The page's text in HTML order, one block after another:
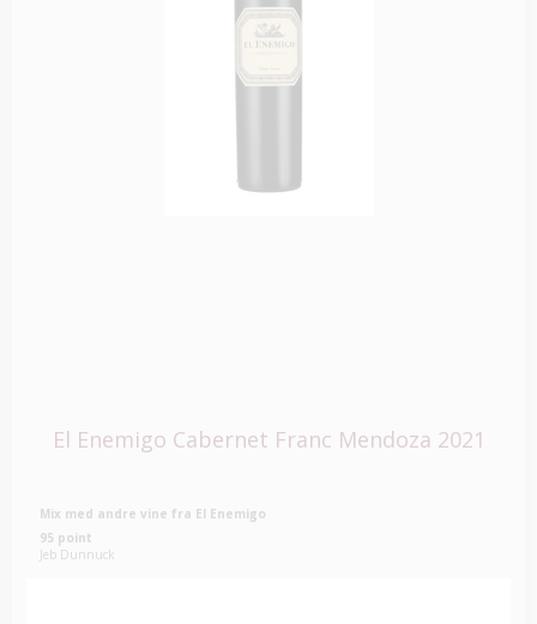
El Enemigo Cabernet Franc Mendoza 2021
Mix med andre vine fra El Enemigo
95 point
Jeb Dunnuck